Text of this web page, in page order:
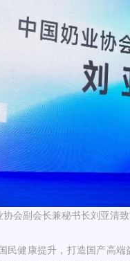
协会副会长兼秘书长刘亚清
民健康提升，打造国产高